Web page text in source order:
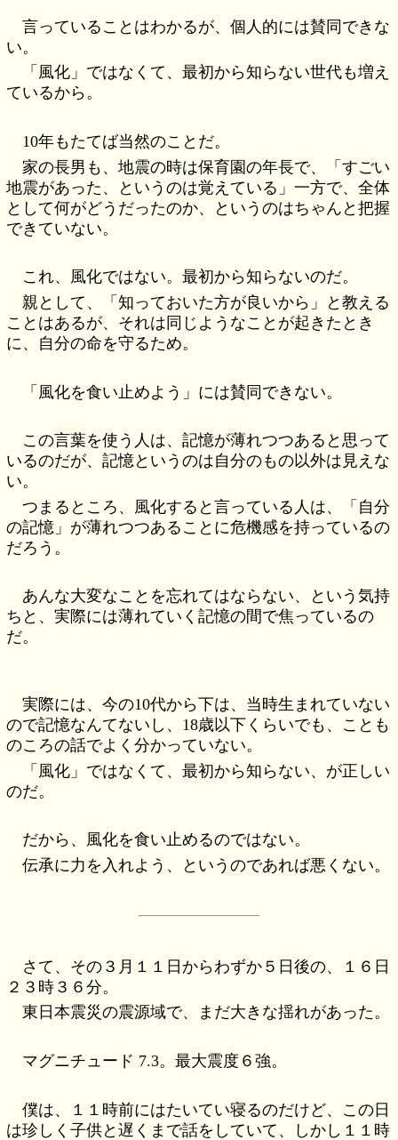
言っていることはわかるが、個人的には賛同できな
い。
「風化」ではなくて、最初から知らない世代も増え
ているから。
10年もたてば当然のことだ。
家の長男も、地震の時は保育園の年長で、「すごい
地震があった、というのは覚えている」一方で、全体
として何がどうだったのか、というのはちゃんと把握
できていない。
これ、風化ではない。最初から知らないのだ。
親として、「知っておいた方が良いから」と教える
ことはあるが、それは同じようなことが起きたとき
に、自分の命を守るため。
「風化を食い止めよう」には賛同できない。
この言葉を使う人は、記憶が薄れつつあると思って
いるのだが、記憶というのは自分のもの以外は見えな
い。
つまるところ、風化すると言っている人は、「自分
の記憶」が薄れつつあることに危機感を持っているの
だろう。
あんな大変なことを忘れてはならない、という気持
ちと、実際には薄れていく記憶の間で焦っているの
だ。
実際には、今の10代から下は、当時生まれていない
ので記憶なんてないし、18歳以下くらいでも、ことも
のころの話でよく分かっていない。
「風化」ではなくて、最初から知らない、が正しい
のだ。
だから、風化を食い止めるのではない。
伝承に力を入れよう、というのであれば悪くない。
さて、その３月１１日からわずか５日後の、１６日
２３時３６分。
東日本震災の震源域で、まだ大きな揺れがあった。
マグニチュード 7.3。最大震度６強。
僕は、１１時前にはたいてい寝るのだけど、この日
は珍しく子供と遅くまで話をしていて、しかし１１時